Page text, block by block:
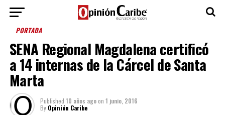
PORTADA
SENA Regional Magdalena certificó
a 14 internas de la Cárcel de Santa
Marta
Published 10 años agoon 1 junio, 2016
By Opinión Caribe